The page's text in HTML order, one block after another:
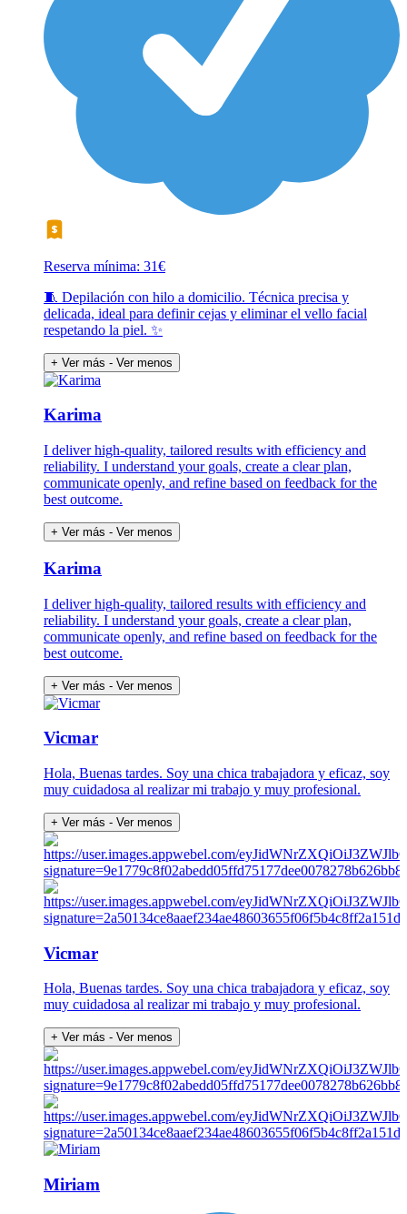
Reserva mínima: 31€
🧵 Depilación con hilo a domicilio. Técnica precisa y
delicada, ideal para definir cejas y eliminar el vello facial
respetando la piel. ✨
+ Ver más - Ver menos
Karima
I deliver high-quality, tailored results with efficiency and
reliability. I understand your goals, create a clear plan,
communicate openly, and refine based on feedback for the
best outcome.
+ Ver más - Ver menos
Karima
I deliver high-quality, tailored results with efficiency and
reliability. I understand your goals, create a clear plan,
communicate openly, and refine based on feedback for the
best outcome.
+ Ver más - Ver menos
Vicmar
Hola, Buenas tardes. Soy una chica trabajadora y eficaz, soy
muy cuidadosa al realizar mi trabajo y muy profesional.
+ Ver más - Ver menos
Vicmar
Hola, Buenas tardes. Soy una chica trabajadora y eficaz, soy
muy cuidadosa al realizar mi trabajo y muy profesional.
+ Ver más - Ver menos
Miriam